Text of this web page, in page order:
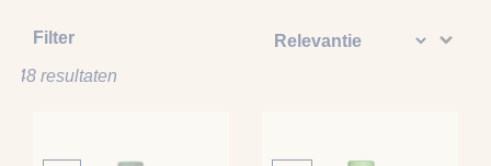
Filter
48 resultaten